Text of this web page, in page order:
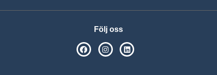
Följ oss
SPSM på Facebook
SPSM på Instagram